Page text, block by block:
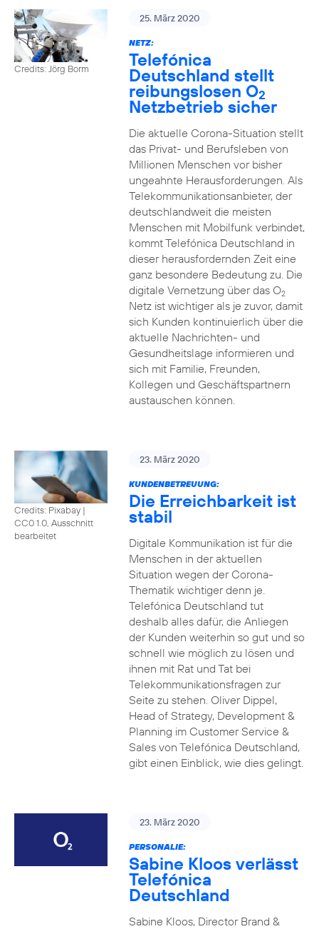
Credits: Jörg Borm
25. März 2020
NETZ:
Telefónica
Deutschland stellt
reibungslosen O2
Netzbetrieb sicher
Die aktuelle Corona-Situation stellt
das Privat- und Berufsleben von
Millionen Menschen vor bisher
ungeahnte Herausforderungen. Als
Telekommunikationsanbieter, der
deutschlandweit die meisten
Menschen mit Mobilfunk verbindet,
kommt Telefónica Deutschland in
dieser herausfordernden Zeit eine
ganz besondere Bedeutung zu. Die
digitale Vernetzung über das O2
Netz ist wichtiger als je zuvor, damit
sich Kunden kontinuierlich über die
aktuelle Nachrichten- und
Gesundheitslage informieren und
sich mit Familie, Freunden,
Kollegen und Geschäftspartnern
austauschen können.
Credits: Pixabay |
CC0 1.0, Ausschnitt
bearbeitet
23. März 2020
KUNDENBETREUUNG:
Die Erreichbarkeit ist
stabil
Digitale Kommunikation ist für die
Menschen in der aktuellen
Situation wegen der Corona-
Thematik wichtiger denn je.
Telefónica Deutschland tut
deshalb alles dafür, die Anliegen
der Kunden weiterhin so gut und so
schnell wie möglich zu lösen und
ihnen mit Rat und Tat bei
Telekommunikationsfragen zur
Seite zu stehen. Oliver Dippel,
Head of Strategy, Development &
Planning im Customer Service &
Sales von Telefónica Deutschland,
gibt einen Einblick, wie dies gelingt.
23. März 2020
PERSONALIE:
Sabine Kloos verlässt
Telefónica
Deutschland
Sabine Kloos, Director Brand &